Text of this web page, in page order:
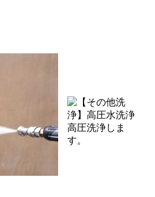
高圧洗浄しま
す。